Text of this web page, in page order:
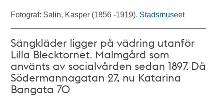
Fotograf: Salin, Kasper (1856 -1919). Stadsmuseet
Sängkläder ligger på vädring utanför
Lilla Blecktornet. Malmgård som
använts av socialvården sedan 1897. Då
Södermannagatan 27, nu Katarina
Bangata 70